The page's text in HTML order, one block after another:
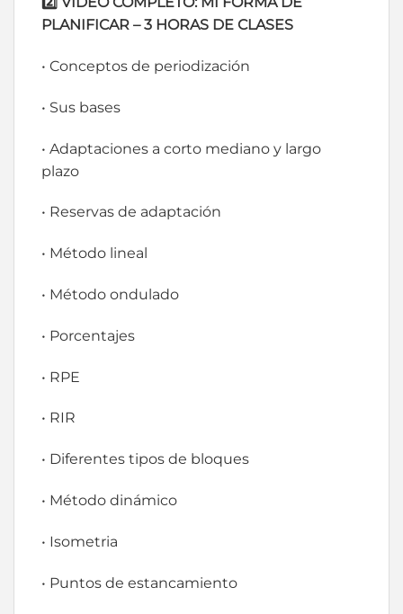
PLANIFICAR –3 HORAS DE CLASES
• Conceptos de periodización
• Sus bases
• Adaptaciones a corto mediano y largo
plazo
• Reservas de adaptación
• Método lineal
• Método ondulado
• Porcentajes
• RPE
• RIR
• Diferentes tipos de bloques
• Método dinámico
• Isometria
• Puntos de estancamiento